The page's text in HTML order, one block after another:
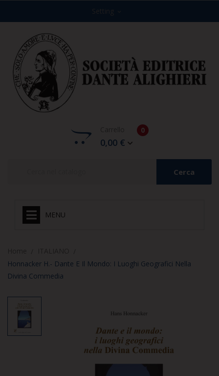
Setting
0
0,00 €
Cerca
MENU
Honnacker H.- Dante E Il Mondo: I Luoghi Geografici Nella
Divina Commedia